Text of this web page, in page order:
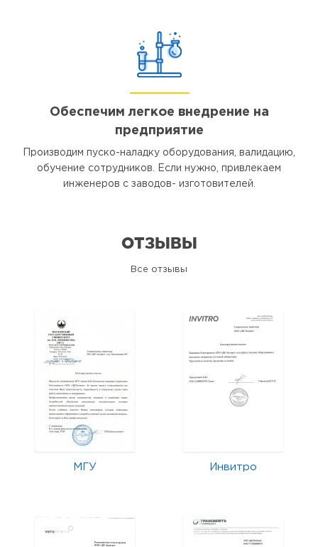
Обеспечим легкое внедрение на
предприятие
Производим пуско-наладку оборудования, валидацию,
обучение сотрудников. Если нужно, привлекаем
инженеров с заводов- изготовителей.
ОТЗЫВЫ
Все отзывы
МГУ Инвитро